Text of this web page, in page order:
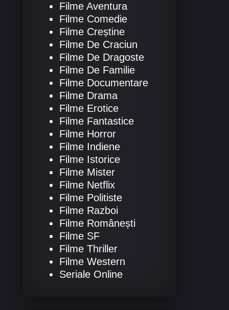
Filme Aventura
Filme Comedie
Filme Creștine
Filme De Craciun
Filme De Dragoste
Filme De Familie
Filme Documentare
Filme Drama
Filme Erotice
Filme Fantastice
Filme Horror
Filme Indiene
Filme Istorice
Filme Mister
Filme Netflix
Filme Politiste
Filme Razboi
Filme Românești
Filme SF
Filme Thriller
Filme Western
Seriale Online